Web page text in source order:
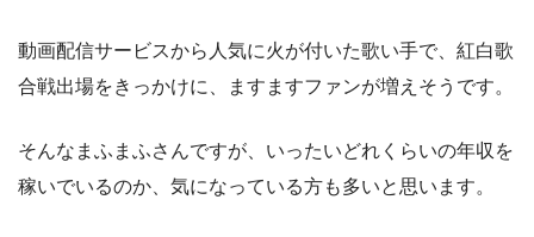
動画配信サービスから人気に火が付いた歌い手で、紅白歌
合戦出場をきっかけに、ますますファンが増えそうです。
そんなまふまふさんですが、いったいどれくらいの年収を
稼いでいるのか、気になっている方も多いと思います。